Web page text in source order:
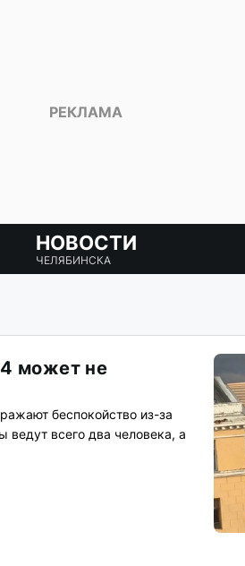
НОВОСТИ
ЧЕЛЯБИНСКА
может не
беспокойство из-за
ведут всего два человека, а